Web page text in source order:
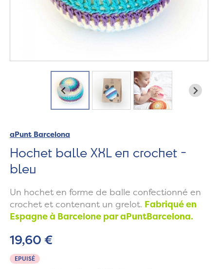
aPunt Barcelona
Hochet balle XXL en crochet -
bleu
Un hochet en forme de balle confectionné en
crochet et contenant un grelot. Fabriqué en
Espagne à Barcelone paraPuntBarcelona.
EPUISÉ
19,60 €